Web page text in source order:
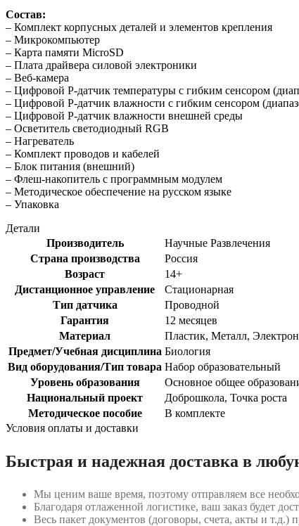
Состав:
– Комплект корпусных деталей и элементов крепления
– Микрокомпьютер
– Карта памяти MicroSD
– Плата драйвера силовой электроники
– Веб-камера
– Цифровой Р-датчик температуры с гибким сенсором
– Цифровой Р-датчик влажности с гибким сенсором
– Цифровой Р-датчик влажности внешней среды
– Осветитель светодиодный RGB
– Нагреватель
– Комплект проводов и кабелей
– Блок питания (внешний)
– Флеш-накопитель с программным модулем
– Методическое обеспечение на русском языке
– Упаковка
Детали
Производитель
Научные Развлечения
Страна производства
Россия
Возраст
14+
Дистанционное управление
Стационарная
Тип датчика
Проводной
Гарантия
12 месяцев
Материал
Пластик, Металл,
Предмет/Учебная дисциплина Биология
Вид оборудования/Тип товара Набор образовательный
Уровень образования
Основное общее
Национальный проект
Доброшкола, Точка роста
Методическое пособие
В комплекте
Условия оплаты и доставки
Быстрая и надежная доставка в
Мы ценим ваше время, поэтому отправляем все
Благодаря отлаженной логистике, ваш заказ будет
Весь пакет документов (договоры, счета, акты и